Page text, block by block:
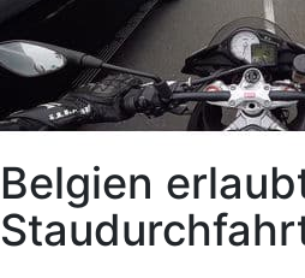
Belgien